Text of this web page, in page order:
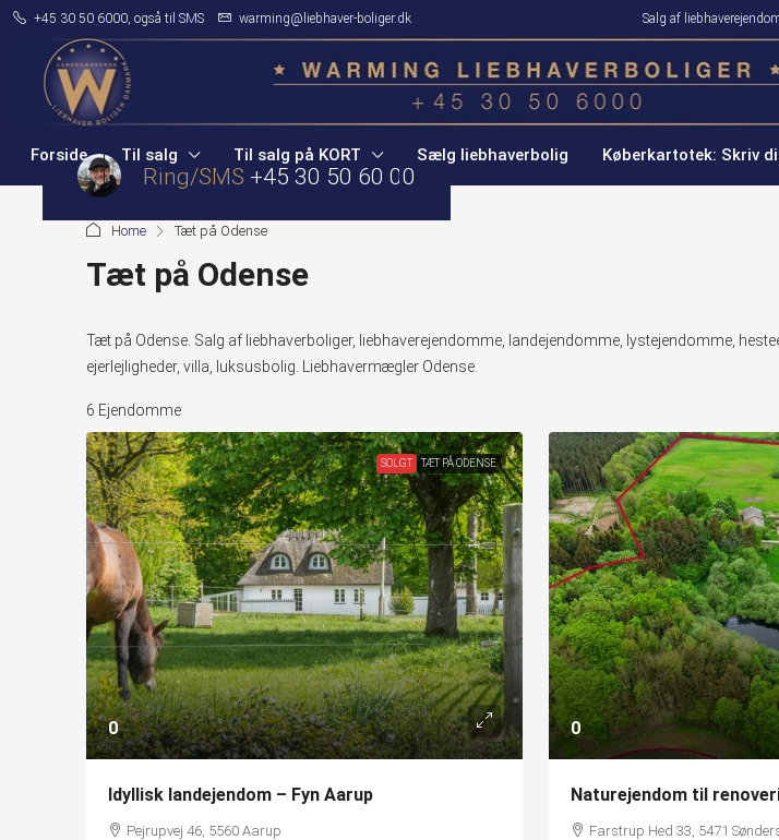
+45 30 50 6000, også til SMS warming@liebhaver-boliger.dk Salg af
Ring/SMS +45 30 50 60 00
Forside Til salg Til salg på KORT Sælg liebhaverbolig Køberkartotek: Skriv
Home Tæt på Odense
Tæt på Odense
Tæt på Odense. Salg af liebhaverboliger, liebhaverejendomme, landejendomme, lystejendomme,
ejerlejligheder, villa, luksusbolig. Liebhavermægler Odense.
6 Ejendomme
SOLGT TÆT PÅ ODENSE
0
Idyllisk landejendom – Fyn Aarup
Pejrupvej 46, 5560 Aarup
0
Naturejendom til
Farstrup Hed 33, 5471